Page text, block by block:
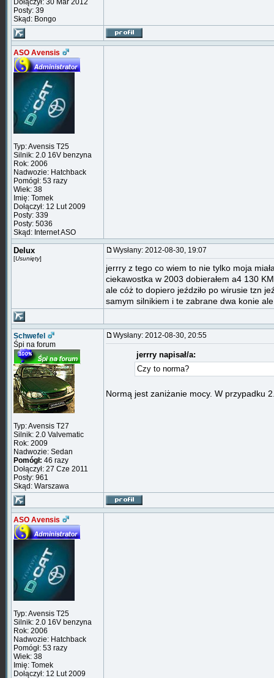
Dołączył: 30 Mar 2012
Posty: 39
Skąd: Bongo
ASO Avensis
Typ: Avensis T25
Silnik: 2.0 16V benzyna
Rok: 2006
Nadwozie: Hatchback
Pomógł: 53 razy
Wiek: 38
Imię: Tomek
Dołączył: 12 Lut 2009
Posty: 339
Posty: 5036
Skąd: Internet ASO
Delux
[Usunięty]
Wysłany: 2012-08-30, 19:07
jerrry z tego co wiem to nie tylko moja
ciekawostka w 2003 dobierałem a4 130
ale cóż to dopiero jeździło po wirusie tzn
samym silnikiem i te zabrane dwa konie
Schwefel
Śpi na forum
Typ: Avensis T27
Silnik: 2.0 Valvematic
Rok: 2009
Nadwozie: Sedan
Pomógł: 46 razy
Dołączył: 27 Cze 2011
Posty: 961
Skąd: Warszawa
Wysłany: 2012-08-30, 20:55
jerrry napisał/a:
Czy to norma?
Normą jest zaniżanie mocy. W przypadku
ASO Avensis
Typ: Avensis T25
Silnik: 2.0 16V benzyna
Rok: 2006
Nadwozie: Hatchback
Pomógł: 53 razy
Wiek: 38
Imię: Tomek
Dołączył: 12 Lut 2009